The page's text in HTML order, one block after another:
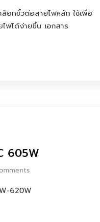
อกขั้วต่อสายไฟหลัก ใช้เพื่อ
ฟได้ง่ายขึ้น เอกสาร
605W
620W